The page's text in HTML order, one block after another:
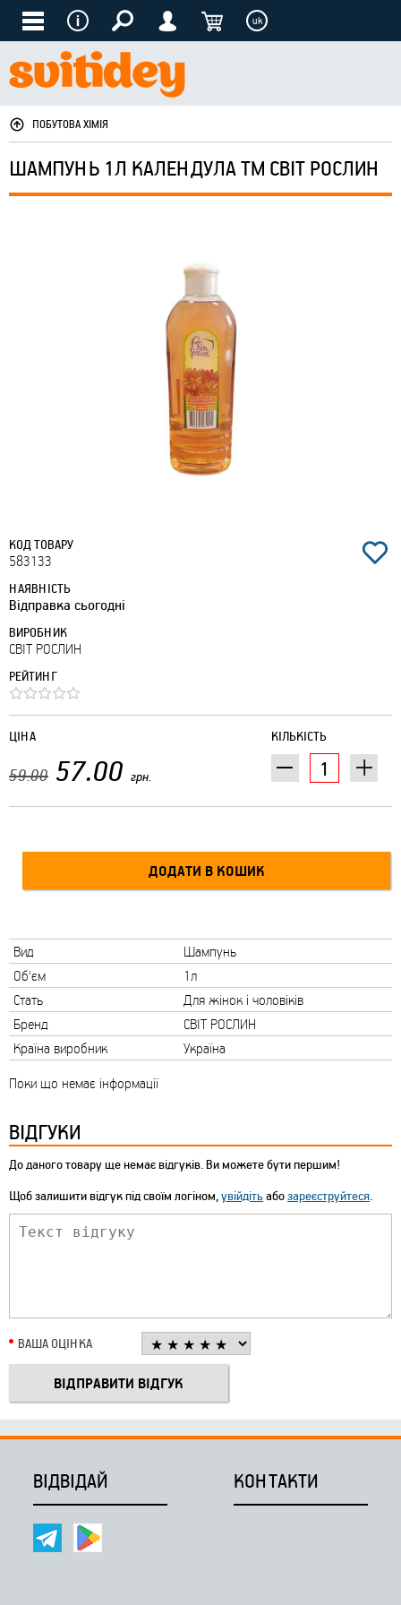
uk
ПОБУТОВА ХІМІЯ
ШАМПУНЬ 1Л КАЛЕНДУЛА ТМ СВІТ РОСЛИН
КОД ТОВАРУ
583133
НАЯВНІСТЬ
Відправка сьогодні
ВИРОБНИК
СВІТ РОСЛИН
РЕЙТИНГ
КІЛЬКІСТЬ
ЦІНА
59.00 57.00 грн.
Вид
Шампунь
Об'єм
1л
Стать
Для жінок і чоловіків
Бренд
СВІТ РОСЛИН
Країна виробник
Україна
Поки що немає інформації
ВІДГУКИ
До даного товару ще немає відгуків. Ви можете бути першим!
Щоб залишити відгук під своїм логіном,увійдітьабозареєструйтеся.
ВАША ОЦІНКА
ВІДВІДАЙ КОНТАКТИ